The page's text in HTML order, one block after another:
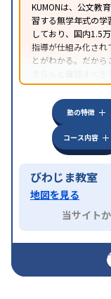
KUMONは、公文教
習する無学年式の
しており、国内1.5
指導が仕組み化され
とがわかる。だか
きちんと確認すべ
方見学してみること
塾の特徴
コース内容
びわじま教室
地図を見る
当サイト